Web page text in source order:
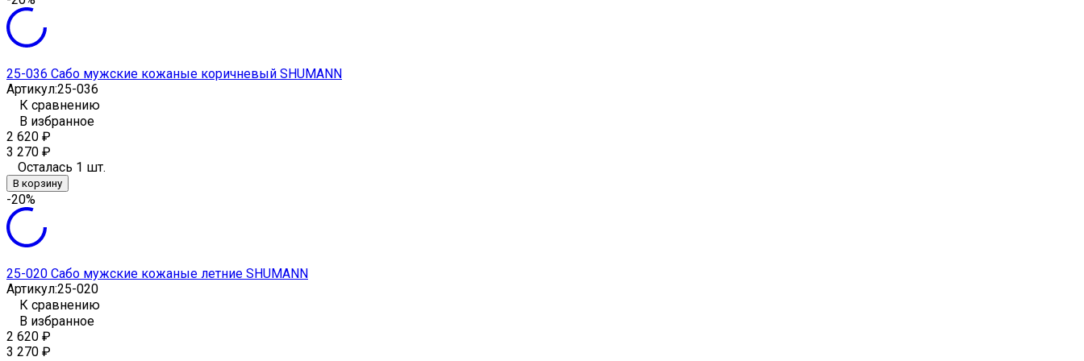
25-036 Сабо мужские кожаные коричневый SHUMANN
Артикул:25-036
К сравнению
В избранное
2 620 ₽
3 270 ₽
Осталась 1 шт.
В корзину
-20%
25-020 Сабо мужские кожаные летние SHUMANN
Артикул:25-020
К сравнению
В избранное
2 620 ₽
3 270 ₽